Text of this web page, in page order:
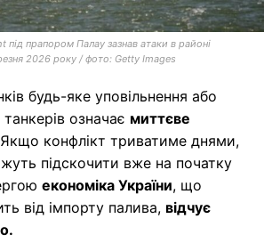
прапором Палау зазнав атаки в районі
2026 року / фото: Getty Images
будь-яке уповільнення або
означає миттєве
конфлікт триватиме днями,
підскочити вже на початку
економіка України, що
від імпорту палива, відчує